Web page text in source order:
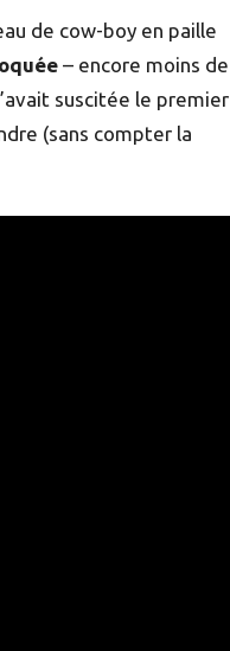
de cow-boy en paille
– encore moins de
suscitée le premier
(sans compter la